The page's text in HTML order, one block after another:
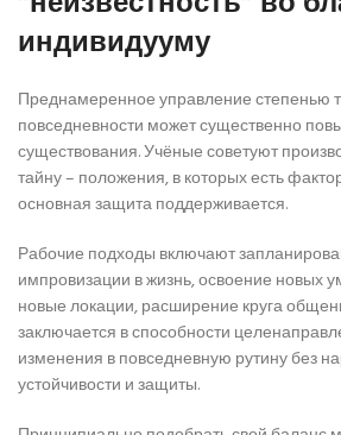
индивидууму
Преднамеренное управление степенью
повседневности может существенно
существования. Учёные советуют
тайну – положения, в которых есть
основная защита поддерживается.
Рабочие подходы включают
импровизации в жизнь, освоение новых
новые локации, расширение круга
заключается в способности
изменения в повседневную рутину без
устойчивости и защиты.